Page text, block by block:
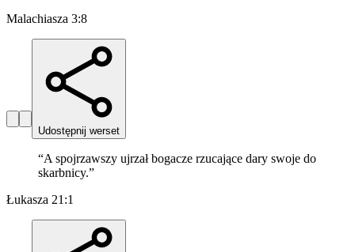
Malachiasza 3:8
Udostępnij werset
“A spojrzawszy ujrzał bogacze rzucające dary swoje do
skarbnicy.”
Łukasza 21:1